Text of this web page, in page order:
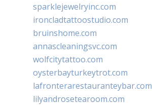
sparklejewelryinc.com
ironcladtattoostudio.com
bruinshome.com
annascleaningsvc.com
wolfcitytattoo.com
oysterbayturkeytrot.com
lafronterarestauranteybar.com
lilyandrosetearoom.com